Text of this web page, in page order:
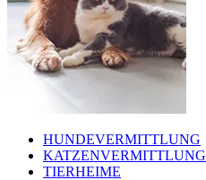
HUNDEVERMITTLUNG
KATZENVERMITTLUNG
TIERHEIME